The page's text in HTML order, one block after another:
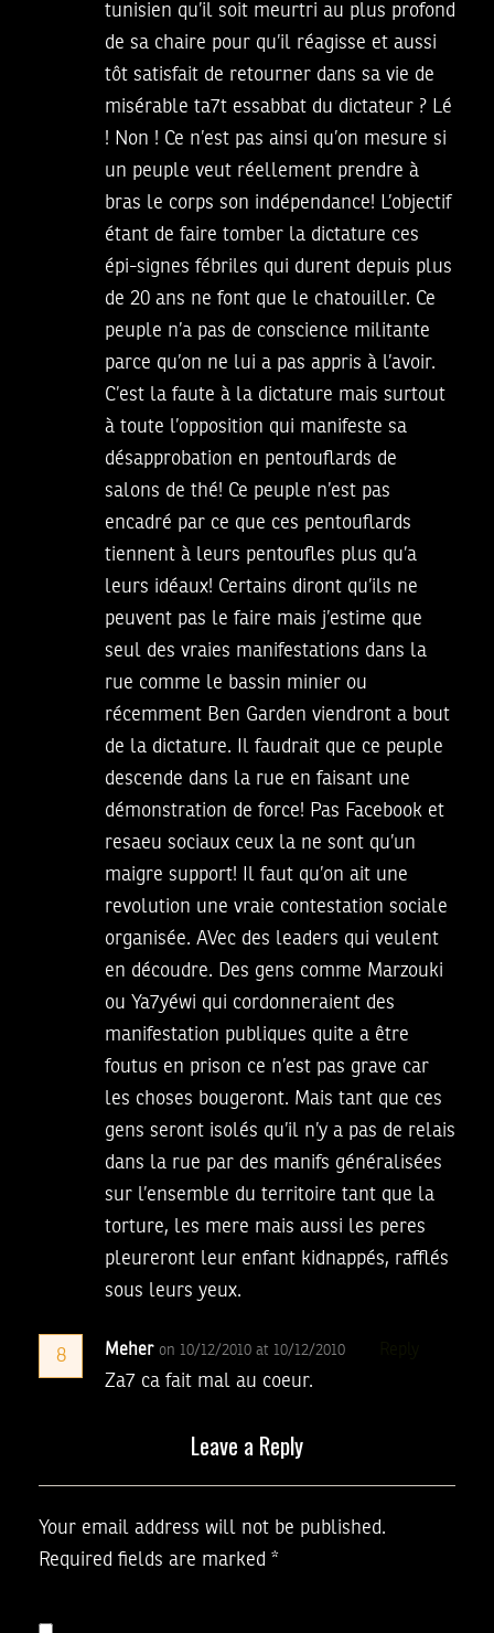
tunisien qu’il soit meurtri au plus profond
de sa chaire pour qu’il réagisse et aussi
tôt satisfait de retourner dans sa vie de
misérable ta7t essabbat du dictateur ? Lé
! Non ! Ce n’est pas ainsi qu’on mesure si
un peuple veut réellement prendre à
bras le corps son indépendance! L’objectif
étant de faire tomber la dictature ces
épi-signes fébriles qui durent depuis plus
de 20 ans ne font que le chatouiller. Ce
peuple n’a pas de conscience militante
parce qu’on ne lui a pas appris à l’avoir.
C’est la faute à la dictature mais surtout
à toute l’opposition qui manifeste sa
désapprobation en pentouflards de
salons de thé! Ce peuple n’est pas
encadré par ce que ces pentouflards
tiennent à leurs pentoufles plus qu’a
leurs idéaux! Certains diront qu’ils ne
peuvent pas le faire mais j’estime que
seul des vraies manifestations dans la
rue comme le bassin minier ou
récemment Ben Garden viendront a bout
de la dictature. Il faudrait que ce peuple
descende dans la rue en faisant une
démonstration de force! Pas Facebook et
resaeu sociaux ceux la ne sont qu’un
maigre support! Il faut qu’on ait une
revolution une vraie contestation sociale
organisée. AVec des leaders qui veulent
en découdre. Des gens comme Marzouki
ou Ya7yéwi qui cordonneraient des
manifestation publiques quite a être
foutus en prison ce n’est pas grave car
les choses bougeront. Mais tant que ces
gens seront isolés qu’il n’y a pas de relais
dans la rue par des manifs généralisées
sur l’ensemble du territoire tant que la
torture, les mere mais aussi les peres
pleureront leur enfant kidnappés, rafflés
sous leurs yeux.
8 Meher on 10/12/2010 at 10/12/2010
Za7 ca fait mal au coeur.
Leave a Reply
Your email address will not be published.
Required fields are marked *